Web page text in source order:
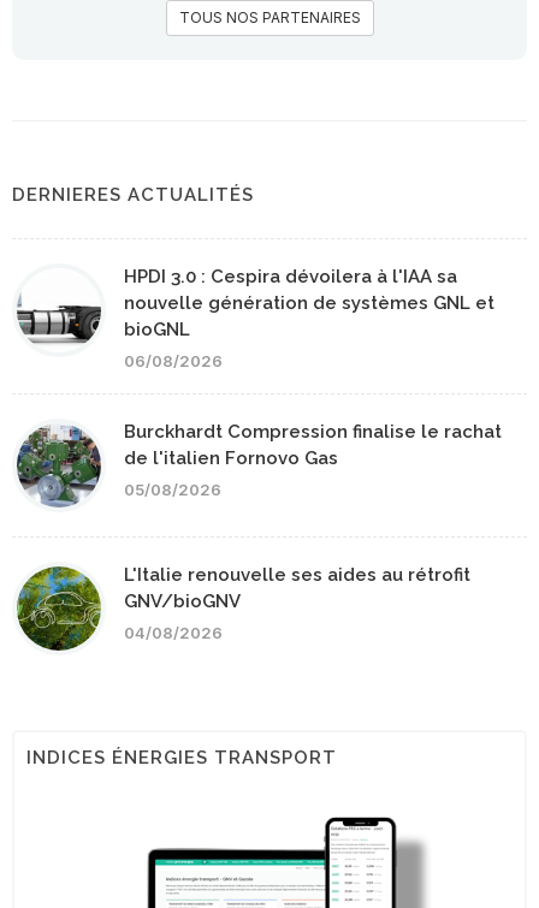
TOUS NOS PARTENAIRES
DERNIERES ACTUALITÉS
HPDI 3.0 : Cespira dévoilera à l'IAA sa
nouvelle génération de systèmes GNL et
bioGNL
06/08/2026
Burckhardt Compression finalise le rachat
de l'italien Fornovo Gas
05/08/2026
L'Italie renouvelle ses aides au rétrofit
GNV/bioGNV
04/08/2026
INDICES ÉNERGIES TRANSPORT